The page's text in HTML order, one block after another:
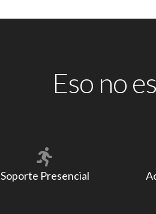
Eso no
Soporte Presencial